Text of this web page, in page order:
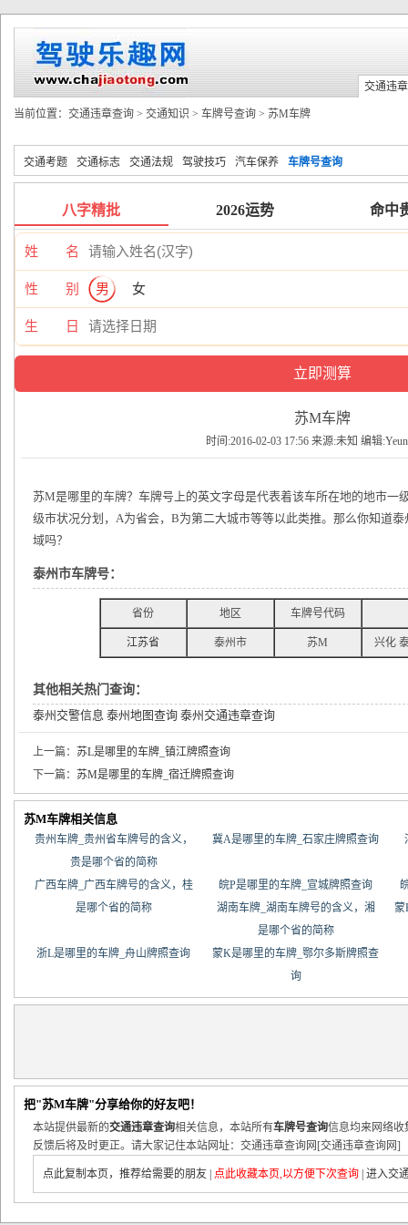
交通违
当前位置： 交通违章查询 > 交通知识 > 车牌号查询 > 苏M车牌
交通考题 交通标志 交通法规 驾驶技巧 汽车保养 车牌号查询
八字精批 2026运势 命中
姓 名
性 别 男 女
生 日
苏M车牌
时间:2016-02-03 17:56 来源:未知 编辑
苏M是哪里的车牌？车牌号上的英文字母是代表着该车所在地的地市一
级市状况分划，A为省会，B为第二大城市等等以此类推。那么你知道
域吗？
泰州市车牌号：
省份 地区 车牌号代码
江苏省 泰州市 苏M 兴化
其他相关热门查询：
泰州交警信息 泰州地图查询 泰州交通违章查询
上一篇： 苏L是哪里的车牌_镇江牌照查询
下一篇： 苏M是哪里的车牌_宿迁牌照查询
苏M车牌相关信息
贵州车牌_贵州省车牌号的含义，
贵是哪个省的简称
冀A是哪里的车牌_石家庄牌照查询
广西车牌_广西车牌号的含义，桂
是哪个省的简称
皖P是哪里的车牌_宣城牌照查询
湖南车牌_湖南车牌号的含义，湘
是哪个省的简称
浙L是哪里的车牌_舟山牌照查询
蒙K是哪里的车牌_鄂尔多斯牌照查
询
把"苏M车牌"分享给你的好友吧！
本站提供最新的交通违章查询相关信息，本站所有车牌号查询信息均来网络收
反馈后将及时更正。请大家记住本站网址：交通违章查询网[交通违章查询网]
点此复制本页，推荐给需要的朋友 点此收藏本页,以方便下次查询 进入交